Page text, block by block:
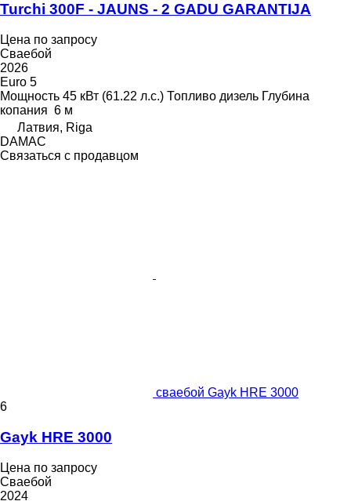
Turchi 300F - JAUNS - 2 GADU GARANTIJA
Цена по запросу
Сваебой
2026
Euro 5
Мощность 45 кВт (61.22 л.с.) Топливо дизель Глубина
копания 6 м
Латвия, Riga
DAMAC
Связаться с продавцом
сваебой Gayk HRE 3000
6
Gayk HRE 3000
Цена по запросу
Сваебой
2024